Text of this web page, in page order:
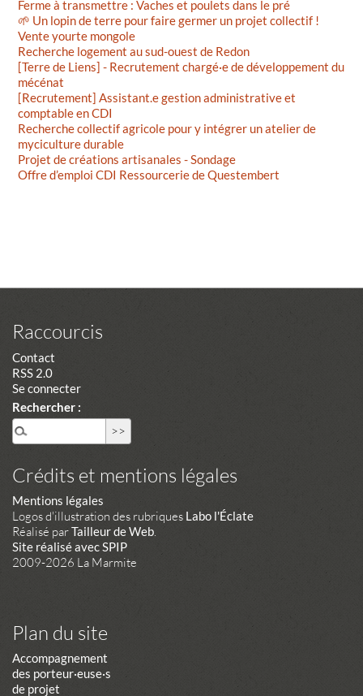
Ferme à transmettre : Vaches et poulets dans le pré
🌱 Un lopin de terre pour faire germer un projet collectif !
Vente yourte mongole
Recherche logement au sud-ouest de Redon
[Terre de Liens] - Recrutement chargé·e de développement du
mécénat
[Recrutement] Assistant.e gestion administrative et
comptable en CDI
Recherche collectif agricole pour y intégrer un atelier de
myciculture durable
Projet de créations artisanales - Sondage
Offre d’emploi CDI Ressourcerie de Questembert
Raccourcis
Contact
RSS 2.0
Se connecter
Rechercher :
Crédits et mentions légales
Mentions légales
Logos d'illustration des rubriques Labo l'Éclate
Réalisé parTailleur de Web.
Site réalisé avec SPIP
2009-2026 La Marmite
Plan du site
Accompagnement
des porteur·euse·s
de projet